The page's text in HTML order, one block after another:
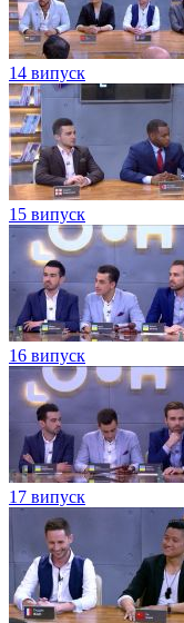
14 випуск
15 випуск
16 випуск
17 випуск